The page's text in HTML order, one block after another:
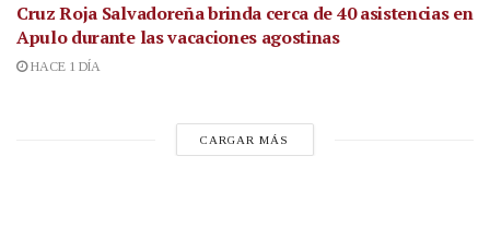
Cruz Roja Salvadoreña brinda cerca de 40 asistencias en
Apulo durante las vacaciones agostinas
HACE 1 DÍA
CARGAR MÁS